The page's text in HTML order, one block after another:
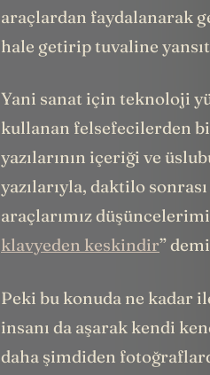
araçlardan faydalanarak
hale getirip tuvaline
Yani sanat için teknoloji
kullanan felsefecilerden
yazılarının içeriği ve
yazılarıyla, daktilo
araçlarımız
klavyeden keskindir”
Peki bu konuda ne kadar
insanı da aşarak kendi
daha şimdiden